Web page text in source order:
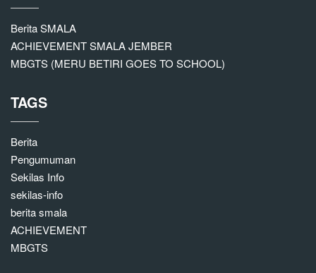
Berita SMALA
ACHIEVEMENT SMALA JEMBER
MBGTS (MERU BETIRI GOES TO SCHOOL)
TAGS
Berita
Pengumuman
Sekilas Info
sekilas-info
berita smala
ACHIEVEMENT
MBGTS